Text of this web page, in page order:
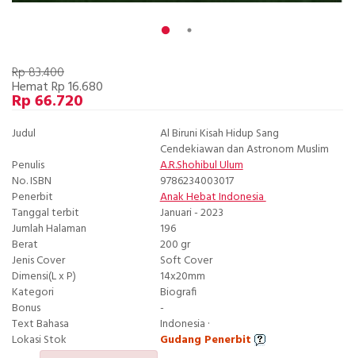
Rp 83.400
Hemat Rp 16.680
Rp 66.720
Judul
Al Biruni Kisah Hidup Sang
Cendekiawan dan Astronom Muslim
Penulis
A.R.Shohibul Ulum
No. ISBN
9786234003017
Penerbit
Anak Hebat Indonesia
Tanggal terbit
Januari - 2023
Jumlah Halaman
196
Berat
200 gr
Jenis Cover
Soft Cover
Dimensi(L x P)
14x20mm
Kategori
Biografi
Bonus
-
Text Bahasa
Indonesia ·
Lokasi Stok
Gudang Penerbit